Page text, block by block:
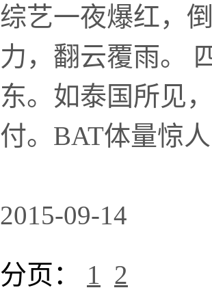
综艺一夜爆红，
力，翻云覆雨。
东。如泰国所见
付。BAT体量惊
2015-09-14
分页： 1 2